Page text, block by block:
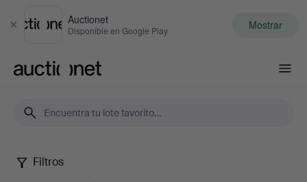
Cerrar
Auctionet
Disponible en Google Play Mostrar
Otros
Filtros